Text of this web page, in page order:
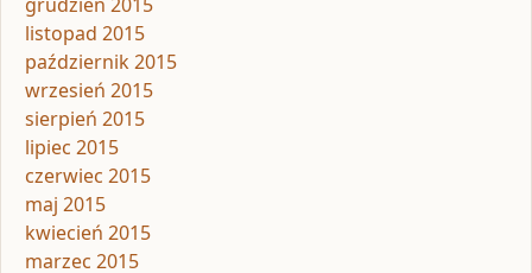
listopad 2015
październik 2015
wrzesień 2015
sierpień 2015
lipiec 2015
czerwiec 2015
maj 2015
kwiecień 2015
marzec 2015